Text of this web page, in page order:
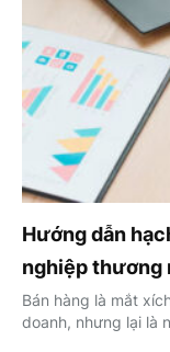
Hướng dẫn
nghiệp thương
Bán hàng là mắt
doanh, nhưng lại là